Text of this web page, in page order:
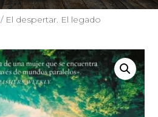
/ El despertar. El legado